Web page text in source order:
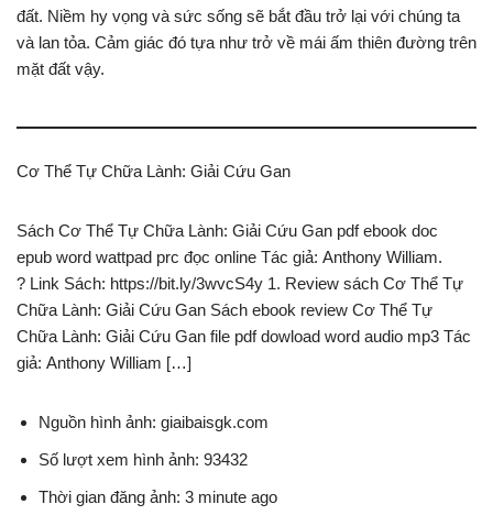
đất. Niềm hy vọng và sức sống sẽ bắt đầu trở lại với chúng ta
và lan tỏa. Cảm giác đó tựa như trở về mái ấm thiên đường trên
mặt đất vậy.
Cơ Thể Tự Chữa Lành: Giải Cứu Gan
Sách Cơ Thể Tự Chữa Lành: Giải Cứu Gan pdf ebook doc
epub word wattpad prc đọc online Tác giả: Anthony William.
? Link Sách: https://bit.ly/3wvcS4y 1. Review sách Cơ Thể Tự
Chữa Lành: Giải Cứu Gan Sách ebook review Cơ Thể Tự
Chữa Lành: Giải Cứu Gan file pdf dowload word audio mp3 Tác
giả: Anthony William […]
Nguồn hình ảnh: giaibaisgk.com
Số lượt xem hình ảnh: 93432
Thời gian đăng ảnh: 3 minute ago